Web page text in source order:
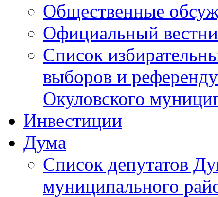
Общественные
Официальный
Список
выборов и
Окуловского
Инвестиции
Дума
Список депутатов
муниципального